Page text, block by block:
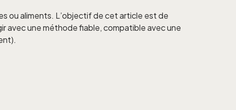
ou aliments. L’objectif de cet article est de
avec une méthode fiable, compatible avec une